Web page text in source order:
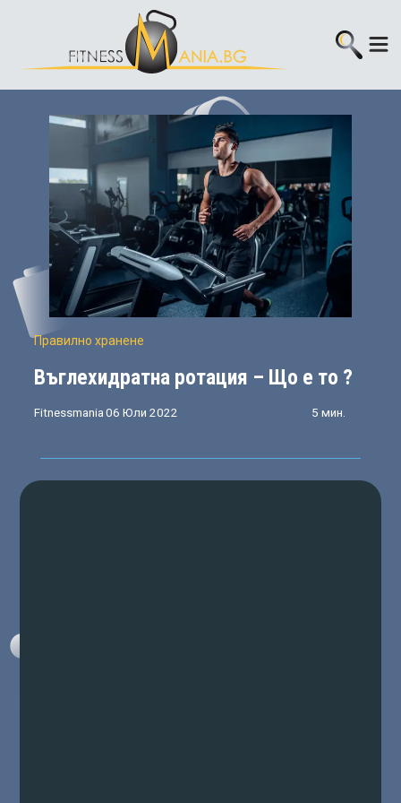
Правилно хранене
Въглехидратна ротация – Що е то ?
Fitnessmania 06 Юли 2022 5 мин.